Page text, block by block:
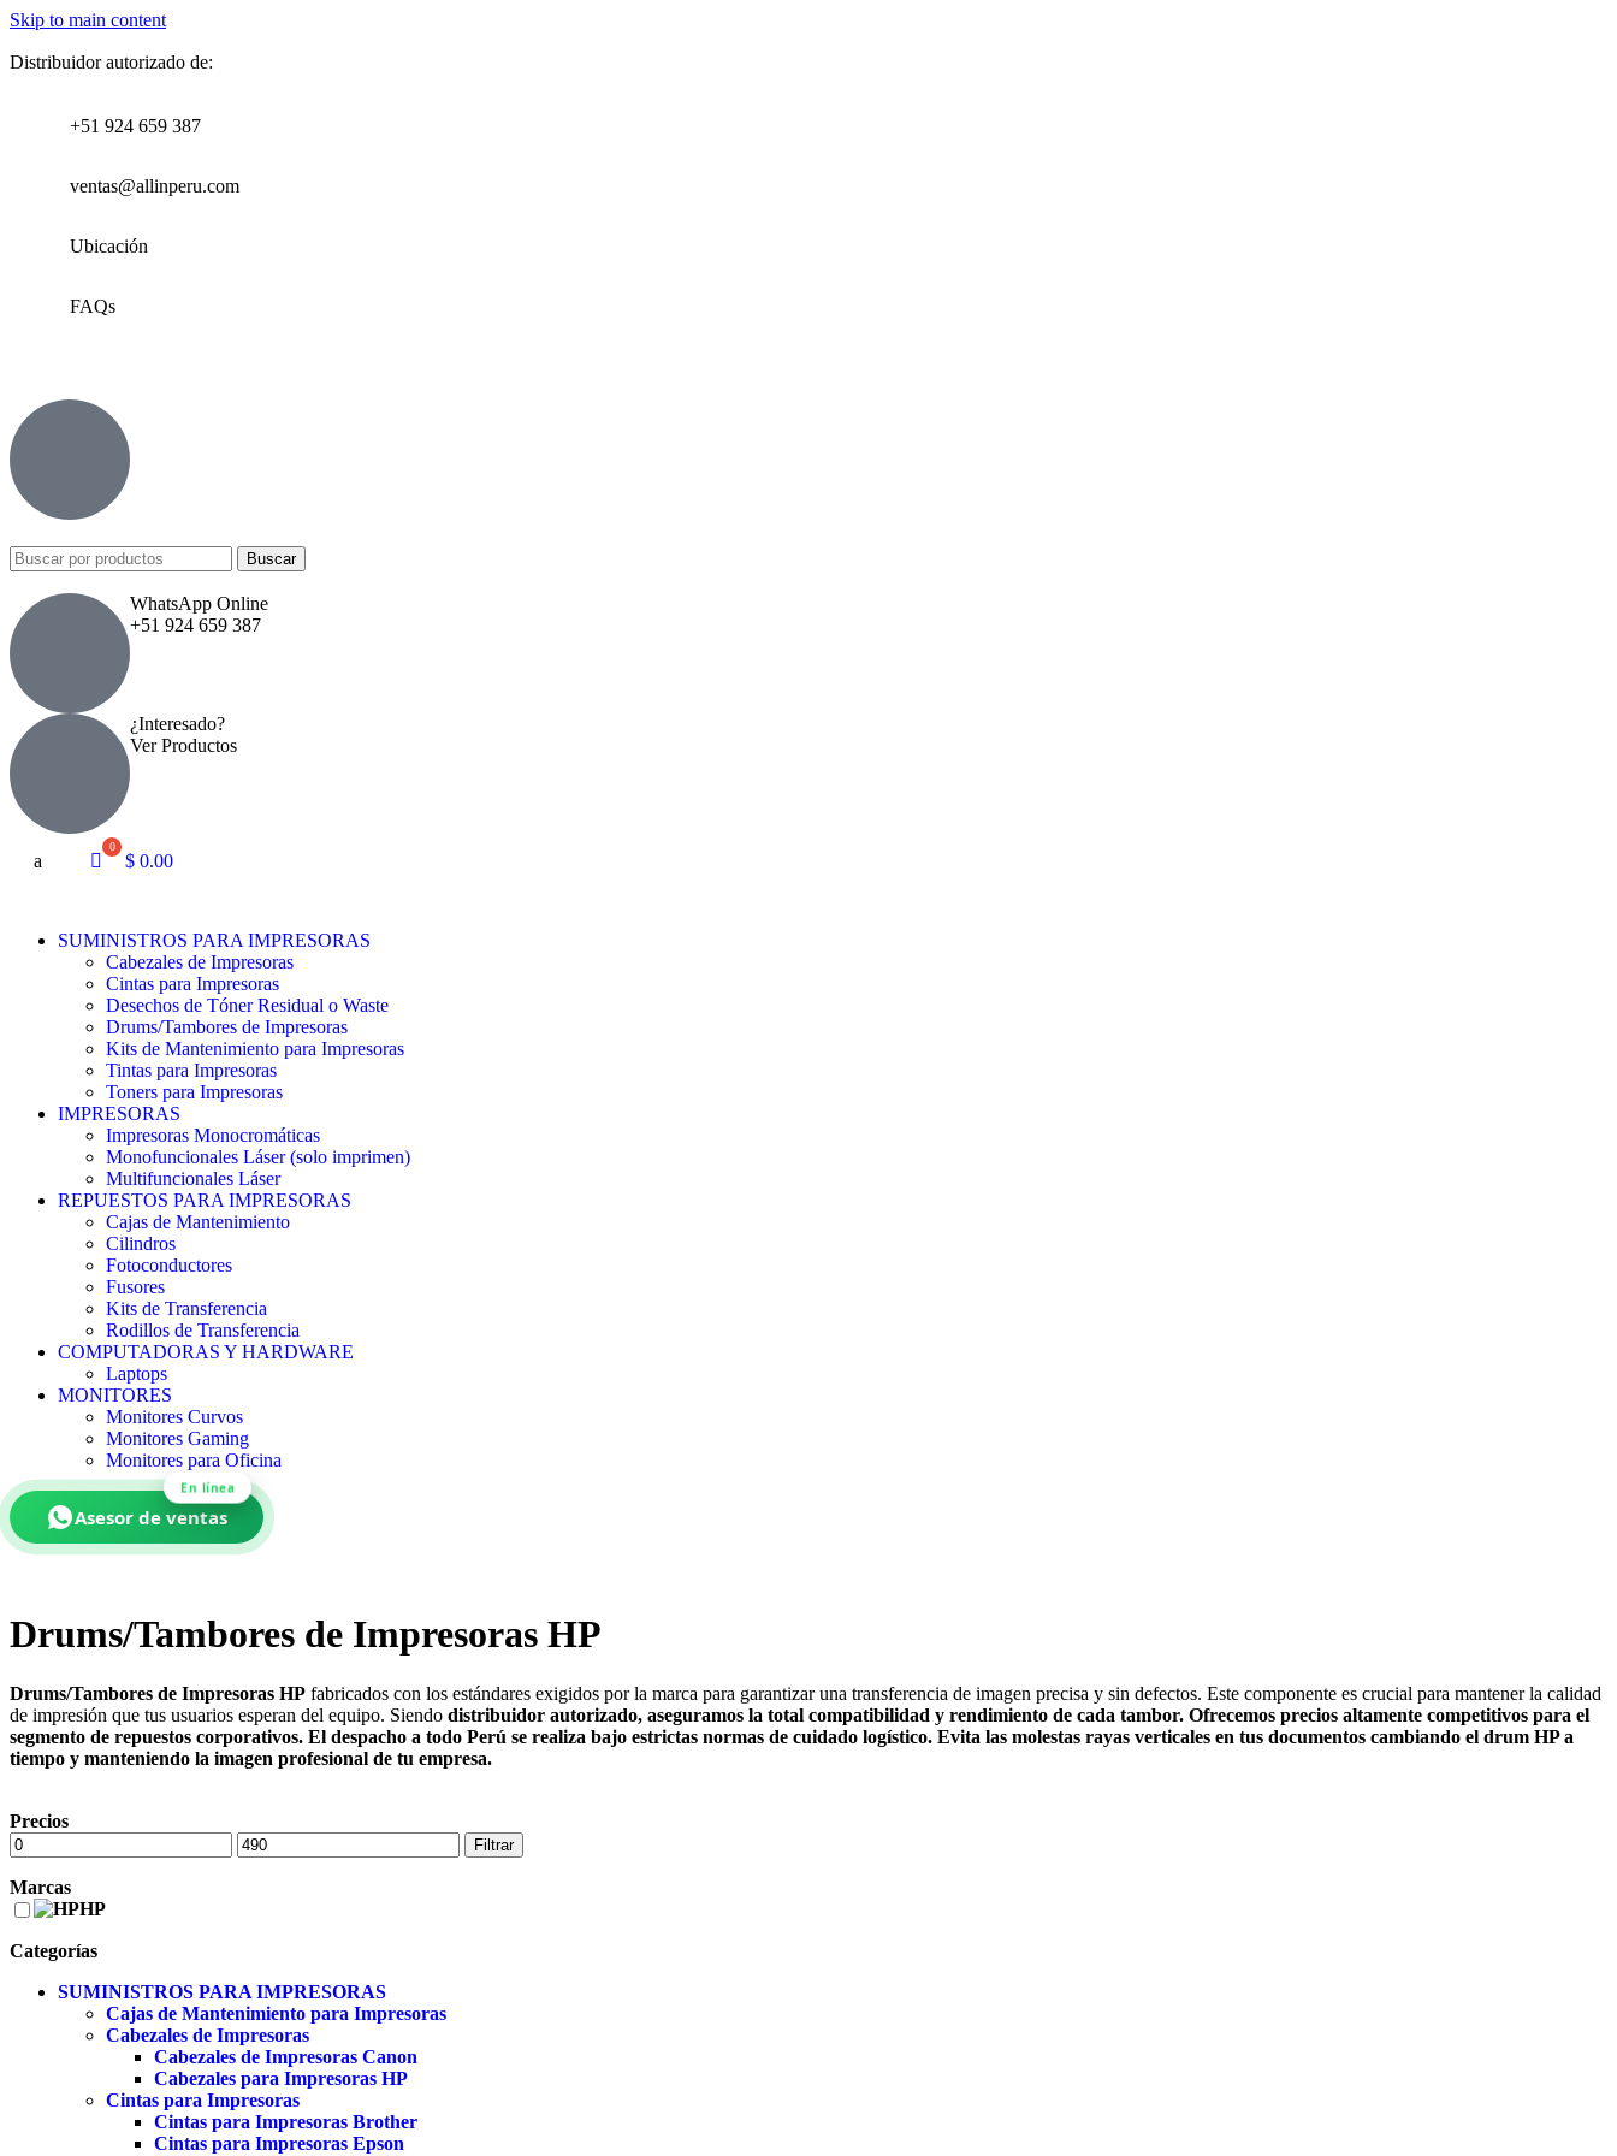
Skip to main content
Distribuidor autorizado de:
+51 924 659 387
ventas@allinperu.com
Ubicación
FAQs
Buscar
WhatsApp Online
+51 924 659 387
¿Interesado?
Ver Productos
a $ 0.00
SUMINISTROS PARA IMPRESORAS
Cabezales de Impresoras
Cintas para Impresoras
Desechos de Tóner Residual o Waste
Drums/Tambores de Impresoras
Kits de Mantenimiento para Impresoras
Tintas para Impresoras
Toners para Impresoras
IMPRESORAS
Impresoras Monocromáticas
Monofuncionales Láser (solo imprimen)
Multifuncionales Láser
REPUESTOS PARA IMPRESORAS
Cajas de Mantenimiento
Cilindros
Fotoconductores
Fusores
Kits de Transferencia
Rodillos de Transferencia
COMPUTADORAS Y HARDWARE
Laptops
MONITORES
Monitores Curvos
Monitores Gaming
Monitores para Oficina
En línea
Asesor de ventas
Drums/Tambores de Impresoras HP
Drums/Tambores de Impresoras HP fabricados con los estándares exigidos por la marca para garantizar una transferencia de imagen precisa y sin defectos. Este componente es crucial para mantener la calidad
de impresión que tus usuarios esperan del equipo. Siendo distribuidor autorizado, aseguramos la total compatibilidad y rendimiento de cada tambor. Ofrecemos precios altamente competitivos para el
segmento de repuestos corporativos. El despacho a todo Perú se realiza bajo estrictas normas de cuidado logístico. Evita las molestas rayas verticales en tus documentos cambiando el drum HP a
tiempo y manteniendo la imagen profesional de tu empresa.
Precios
Filtrar
Marcas
HP
Categorías
SUMINISTROS PARA IMPRESORAS
Cajas de Mantenimiento para Impresoras
Cabezales de Impresoras
Cabezales de Impresoras Canon
Cabezales para Impresoras HP
Cintas para Impresoras
Cintas para Impresoras Brother
Cintas para Impresoras Epson